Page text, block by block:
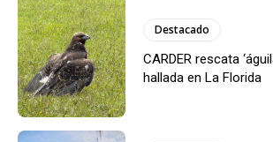
Destacado
CARDER rescata
hallada en La Florida